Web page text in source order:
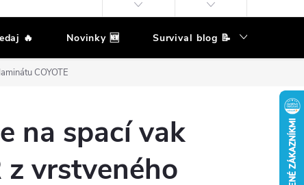
🔥 Novinky 🆕 Survival blog 📝
COYOTE
na spací vak
z vrstveného